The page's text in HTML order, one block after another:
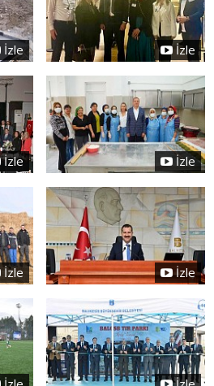
İzle İzle
İzle İzle
İzle İzle